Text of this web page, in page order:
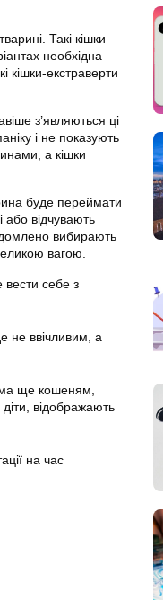
Такі кішки
необхідна
кішки-екстраверти
з’являються ці
і не показують
а кішки
буде переймати
або відчувають
вибирають
вагою.
вести себе з
не ввічливим, а
ще кошеням,
відображають
на час